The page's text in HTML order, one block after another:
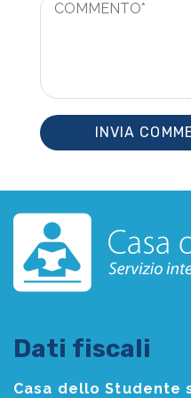
Dati fiscali
Casa dello Studente